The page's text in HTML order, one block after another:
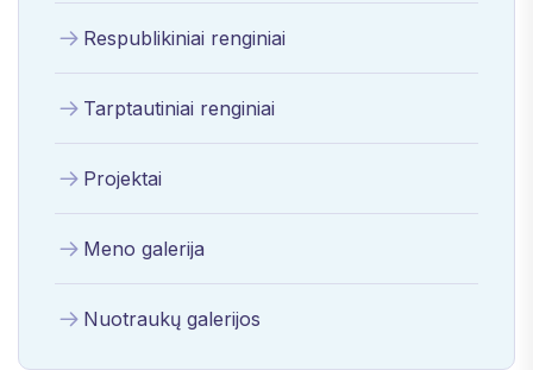
Respublikiniai renginiai
Tarptautiniai renginiai
Projektai
Meno galerija
Nuotraukų galerijos